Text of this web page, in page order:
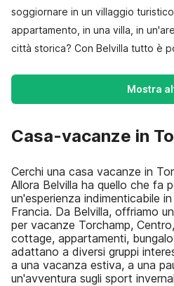
soggiornare in un villaggio
appartamento, in una villa, in
città storica? Con Belvilla tutto è
Mostra
Casa-vacanze in
Cerchi una casa vacanze in
Allora Belvilla ha quello che fa
un'esperienza indimenticabile
Francia. Da Belvilla, offriamo
per vacanze Torchamp,
cottage, appartamenti,
adattano a diversi gruppi
a una vacanza estiva, a una
un'avventura sugli sport